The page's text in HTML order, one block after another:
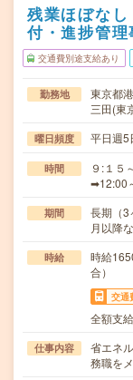
残業ほぼな
付・進捗管理
交通費別途支給あり
勤務地
東京都
三田(東
曜日頻度 平日週5
時間
９:１５
➡12:00
期間
長期（3
月以降
時給
時給
合）
交通
全額支
仕事内容
省エネ
務職を